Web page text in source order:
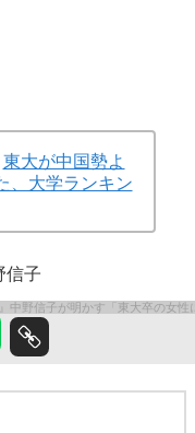
東大が中国勢よ
、大学ランキン
信子
中野信子が明かす「東大卒の女